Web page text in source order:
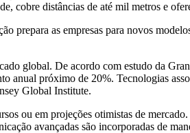
cobre distâncias de até mil metros e
prepara as empresas para novos
global. De acordo com estudo da
anual próximo de 20%. Tecnologias
Global Institute.
ou em projeções otimistas de
avançadas são incorporadas de